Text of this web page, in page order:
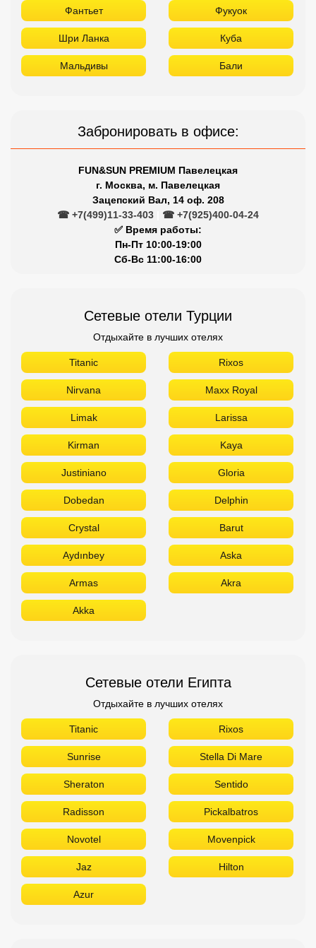
Фантьет Фукуок
Шри Ланка Куба
Мальдивы Бали
Забронировать в офисе:
FUN&SUN PREMIUM Павелецкая
г. Москва, м. Павелецкая
Зацепский Вал, 14 оф. 208
☎ +7(499)11-33-403
☎ +7(925)400-04-24
✅ Время работы:
Пн-Пт 10:00-19:00
Сб-Вс 11:00-16:00
Сетевые отели Турции
Отдыхайте в лучших отелях
Titanic Rixos
Nirvana Maxx Royal
Limak Larissa
Kirman Kaya
Justiniano Gloria
Dobedan Delphin
Crystal Barut
Aydınbey Aska
Armas Akra
Akka
Сетевые отели Египта
Отдыхайте в лучших отелях
Titanic Rixos
Sunrise Stella Di Mare
Sheraton Sentido
Radisson Pickalbatros
Novotel Movenpick
Jaz Hilton
Azur